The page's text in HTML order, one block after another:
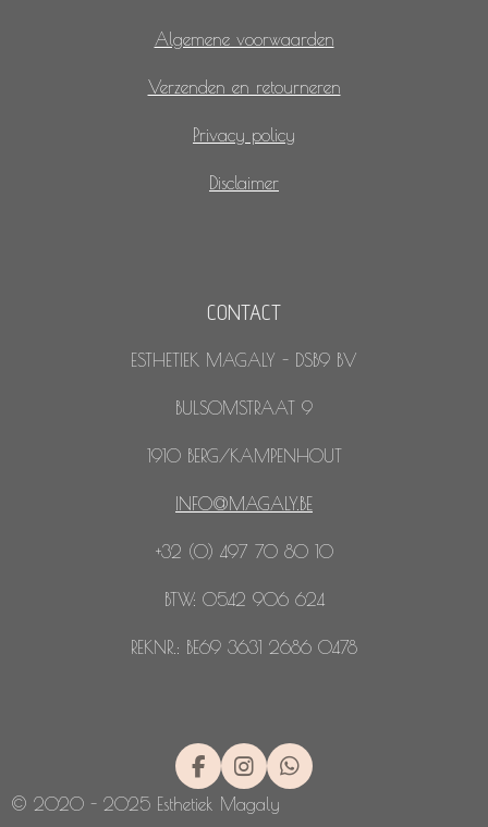
Algemene voorwaarden
Verzenden en retourneren
Privacy policy
Disclaimer
CONTACT
ESTHETIEK MAGALY - DSB9 BV
BULSOMSTRAAT 9
1910 BERG/KAMPENHOUT
INFO@MAGALY.BE
+32 (0) 497 70 80 10
BTW: 0542 906 624
REKNR.: BE69 3631 2686 0478
F
a
c
I
n
s
W
h
© 2020 - 2025 Esthetiek Magaly